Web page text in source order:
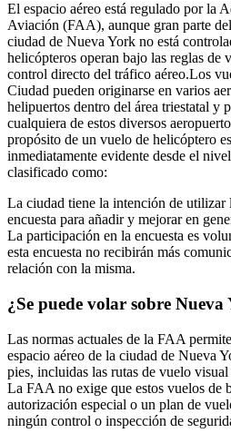
El espacio aéreo está regulado por la
Aviación (FAA), aunque gran parte
ciudad de Nueva York no está
helicópteros operan bajo las reglas de
control directo del tráfico aéreo.Los
Ciudad pueden originarse en varios
helipuertos dentro del área triestatal y
cualquiera de estos diversos
propósito de un vuelo de helicóptero
inmediatamente evidente desde el
clasificado como:
La ciudad tiene la intención de utilizar
encuesta para añadir y mejorar en
La participación en la encuesta es
esta encuesta no recibirán más
relación con la misma.
¿Se puede volar sobre Nueva
Las normas actuales de la FAA
espacio aéreo de la ciudad de Nueva
pies, incluidas las rutas de vuelo
La FAA no exige que estos vuelos de
autorización especial o un plan de
ningún control o inspección de